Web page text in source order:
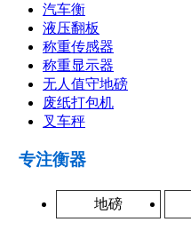
汽车衡
液压翻板
称重传感器
称重显示器
无人值守地磅
废纸打包机
叉车秤
专注衡器
地磅